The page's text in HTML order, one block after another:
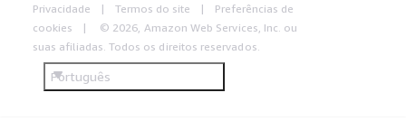
Privacidade Termos do site
Preferências de
cookies
© 2026, Amazon Web Services, Inc. ou
suas afiliadas. Todos os direitos reservados.
Português